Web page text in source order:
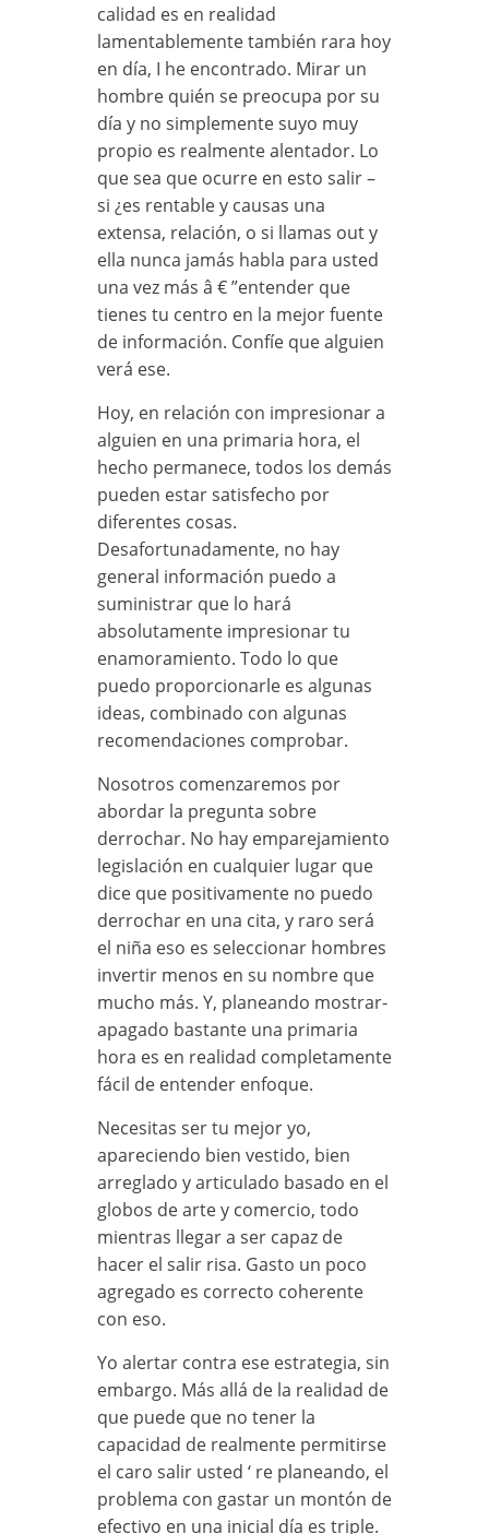
calidad es en realidad
lamentablemente también rara hoy
en día, I he encontrado. Mirar un
hombre quién se preocupa por su
día y no simplemente suyo muy
propio es realmente alentador. Lo
que sea que ocurre en esto salir –
si ¿es rentable y causas una
extensa, relación, o si llamas out y
ella nunca jamás habla para usted
una vez más â € ”entender que
tienes tu centro en la mejor fuente
de información. Confíe que alguien
verá ese.
Hoy, en relación con impresionar a
alguien en una primaria hora, el
hecho permanece, todos los demás
pueden estar satisfecho por
diferentes cosas.
Desafortunadamente, no hay
general información puedo a
suministrar que lo hará
absolutamente impresionar tu
enamoramiento. Todo lo que
puedo proporcionarle es algunas
ideas, combinado con algunas
recomendaciones comprobar.
Nosotros comenzaremos por
abordar la pregunta sobre
derrochar. No hay emparejamiento
legislación en cualquier lugar que
dice que positivamente no puedo
derrochar en una cita, y raro será
el niña eso es seleccionar hombres
invertir menos en su nombre que
mucho más. Y, planeando mostrar-
apagado bastante una primaria
hora es en realidad completamente
fácil de entender enfoque.
Necesitas ser tu mejor yo,
apareciendo bien vestido, bien
arreglado y articulado basado en el
globos de arte y comercio, todo
mientras llegar a ser capaz de
hacer el salir risa. Gasto un poco
agregado es correcto coherente
con eso.
Yo alertar contra ese estrategia, sin
embargo. Más allá de la realidad de
que puede que no tener la
capacidad de realmente permitirse
el caro salir usted ‘ re planeando, el
problema con gastar un montón de
efectivo en una inicial día es triple.